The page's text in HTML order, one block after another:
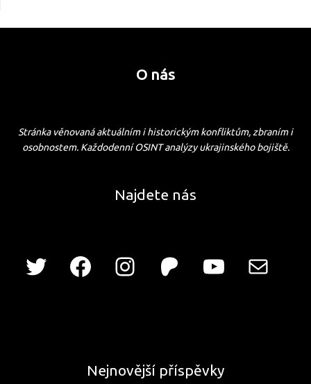
O nás
Stránka věnovaná aktuálním i historickým konfliktům, zbraním i
osobnostem. Každodenní OSINT analýzy ukrajinského bojiště.
Najdete nás
Nejnovější příspěvky